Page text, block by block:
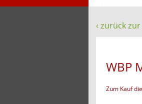
‹ zurück
WBP
Zum Kauf